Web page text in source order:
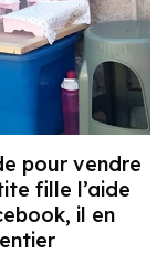
pour vendre
fille l’aide
il en